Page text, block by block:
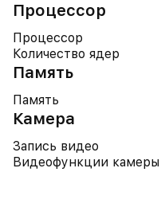
Процессор
Процессор
Количество ядер
Память
Память
Камера
Запись видео
Видеофункции камеры